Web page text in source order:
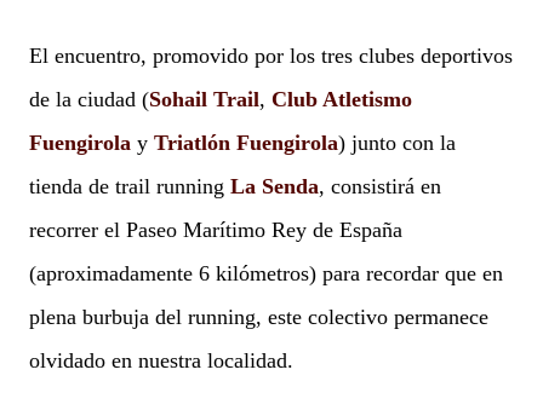
El encuentro, promovido por los tres clubes deportivos
de la ciudad (Sohail Trail, Club Atletismo
Fuengirola y Triatlón Fuengirola) junto con la
tienda de trail running La Senda, consistirá en
recorrer el Paseo Marítimo Rey de España
(aproximadamente 6 kilómetros) para recordar que en
plena burbuja del running, este colectivo permanece
olvidado en nuestra localidad.